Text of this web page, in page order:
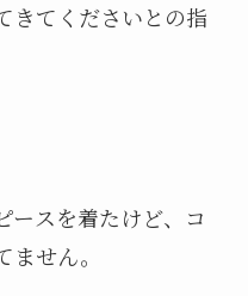
きてくださいとの指
ースを着たけど、コ
せん。